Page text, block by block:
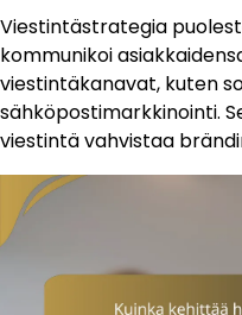
Viestintästrategia
kommunikoi
viestintäkanavat, kuten
sähköpostimarkkinointi.
viestintä vahvistaa